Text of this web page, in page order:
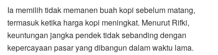
Ia memilih tidak memanen buah kopi sebelum matang,
termasuk ketika harga kopi meningkat. Menurut Rifki,
keuntungan jangka pendek tidak sebanding dengan
kepercayaan pasar yang dibangun dalam waktu lama.